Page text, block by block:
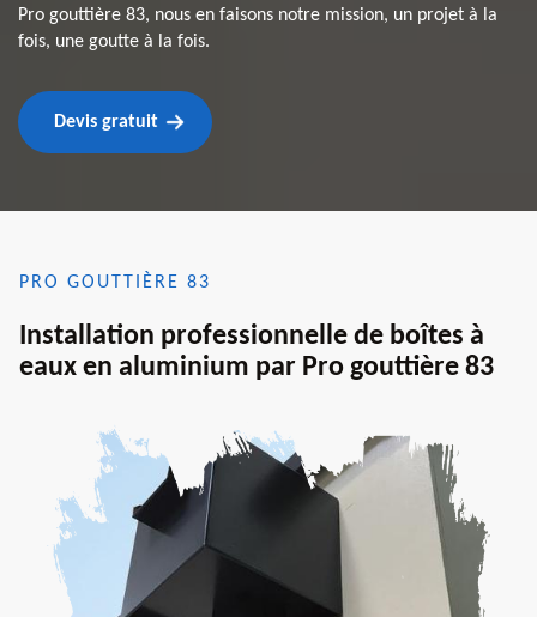
Pro gouttière 83, nous en faisons notre mission, un projet à la
fois, une goutte à la fois.
Devis gratuit
PRO GOUTTIÈRE 83
Installation professionnelle de boîtes à
eaux en aluminium par Pro gouttière 83